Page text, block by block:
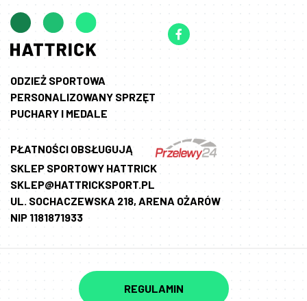
ODZIEŻ SPORTOWA
PERSONALIZOWANY SPRZĘT
PUCHARY I MEDALE
PŁATNOŚCI OBSŁUGUJĄ
SKLEP SPORTOWY HATTRICK
SKLEP@HATTRICKSPORT.PL
UL. SOCHACZEWSKA 218, ARENA OŻARÓW
NIP 1181871933
REGULAMIN